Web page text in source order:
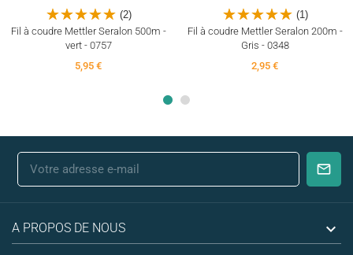
(2)
Fil à coudre Mettler Seralon 500m -
vert - 0757
5,95 €
(1)
Fil à coudre Mettler Seralon 200m -
Gris - 0348
2,95 €
A PROPOS DE NOUS 